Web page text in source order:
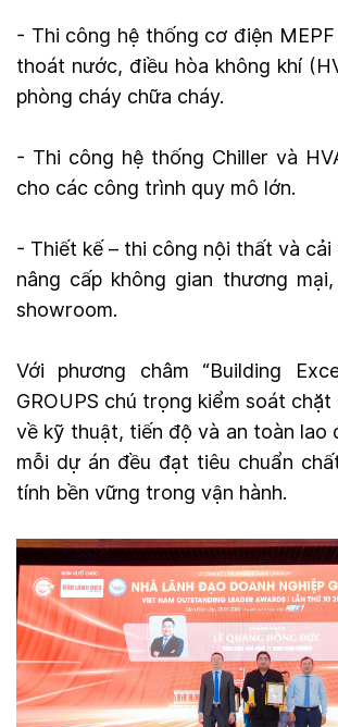
- Thi công hệ thống cơ điện
thoát nước, điều hòa không khí
phòng cháy chữa cháy.
- Thi công hệ thống Chiller và
cho các công trình quy mô lớn.
- Thiết kế – thi công nội thất và
nâng cấp không gian thương
showroom.
Với phương châm “Building
GROUPS chú trọng kiểm soát
về kỹ thuật, tiến độ và an toàn lao
mỗi dự án đều đạt tiêu chuẩn
tính bền vững trong vận hành.